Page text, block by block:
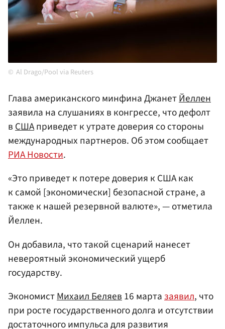
Al Drago/Pool via Reuters
Глава американского минфина ДжанетЙеллен
заявила на слушаниях в конгрессе, что дефолт
вСШАприведет к утрате доверия со стороны
международных партнеров. Об этом сообщает
РИА Новости.
«Это приведет к потере доверия к США как
к самой [экономически] безопасной стране, а
также к нашей резервной валюте», — отметила
Йеллен.
Он добавила, что такой сценарий нанесет
невероятный экономический ущерб
государству.
ЭкономистМихаил Беляев16 мартазаявил, что
при росте государственного долга и отсутствии
достаточного импульса для развития